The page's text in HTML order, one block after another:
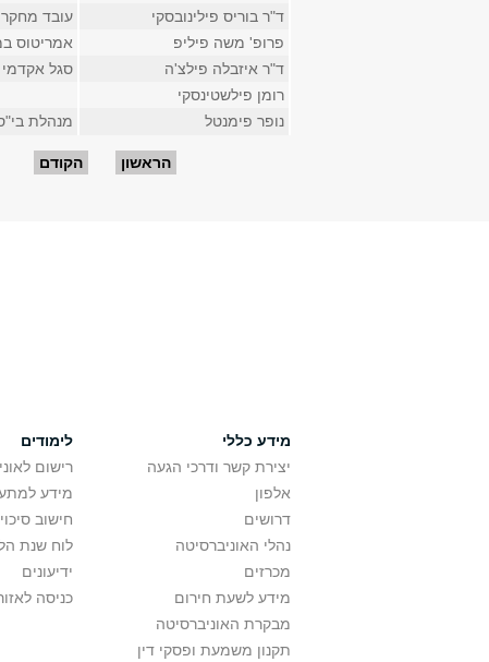
ד"ר בוריס פילינובסקי
עובד מחקר
פרופ' משה פיליפ
אמריטוס
ד"ר איזבלה פילצ'ה
סגל אקדמי
רומן פילשטינסקי
נופר פימנטל
מנהלת
הראשון הקודם
מידע כללי
יצירת קשר ודרכי הגעה
אלפון
דרושים
נהלי האוניברסיטה
מכרזים
מידע לשעת חירום
מבקרת האוניברסיטה
תקנון משמעת ופסקי דין
לימודים
רישום
מידע
חישוב
לוח שנת
ידיעונים
כניסה